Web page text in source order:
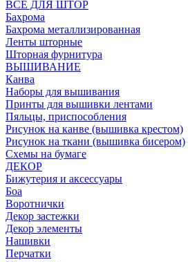
ВСЕ ДЛЯ ШТОР
Бахрома
Бахрома металлизированная
Ленты шторные
Шторная фурнитура
ВЫШИВАНИЕ
Канва
Наборы для вышивания
Принты для вышивки лентами
Пяльцы, приспособления
Рисунок на канве (вышивка крестом)
Рисунок на ткани (вышивка бисером)
Схемы на бумаге
ДЕКОР
Бижутерия и аксессуары
Боа
Воротнички
Декор застежки
Декор элементы
Нашивки
Перчатки